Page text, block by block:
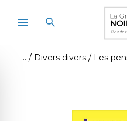
Divers divers